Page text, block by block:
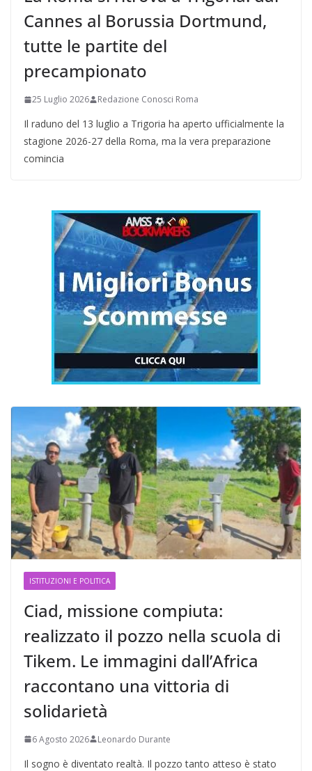
Cannes al Borussia Dortmund,
tutte le partite del
precampionato
25 Luglio 2026 Redazione Conosci Roma
Il raduno del 13 luglio a Trigoria ha aperto ufficialmente la
stagione 2026-27 della Roma, ma la vera preparazione
comincia
ISTITUZIONI E POLITICA
Ciad, missione compiuta:
realizzato il pozzo nella scuola di
Tikem. Le immagini dall’Africa
raccontano una vittoria di
solidarietà
6 Agosto 2026 Leonardo Durante
Il sogno è diventato realtà. Il pozzo tanto atteso è stato